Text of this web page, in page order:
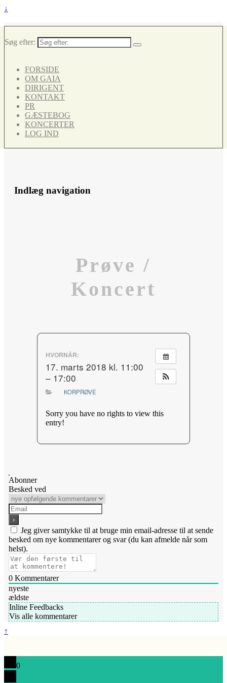
↓
Søg efter:
FORSIDE
OM GAIA
DIRIGENT
KONTAKT
PR
GÆSTEBOG
KONCERTER
LOG IND
Indlæg navigation
Prøve /
Koncert
HVORNÅR:
17. marts 2018 kl. 11:00
– 17:00
KORPRØVE
Sorry you have no rights to view this
entry!
Abonner
Besked ved
Jeg giver samtykke til at bruge min email-adresse til at sende
besked om nye kommentarer og svar (du kan afmelde når som
helst).
0Kommentarer
nyeste
ældste
Inline Feedbacks
Vis alle kommentarer
↑
0